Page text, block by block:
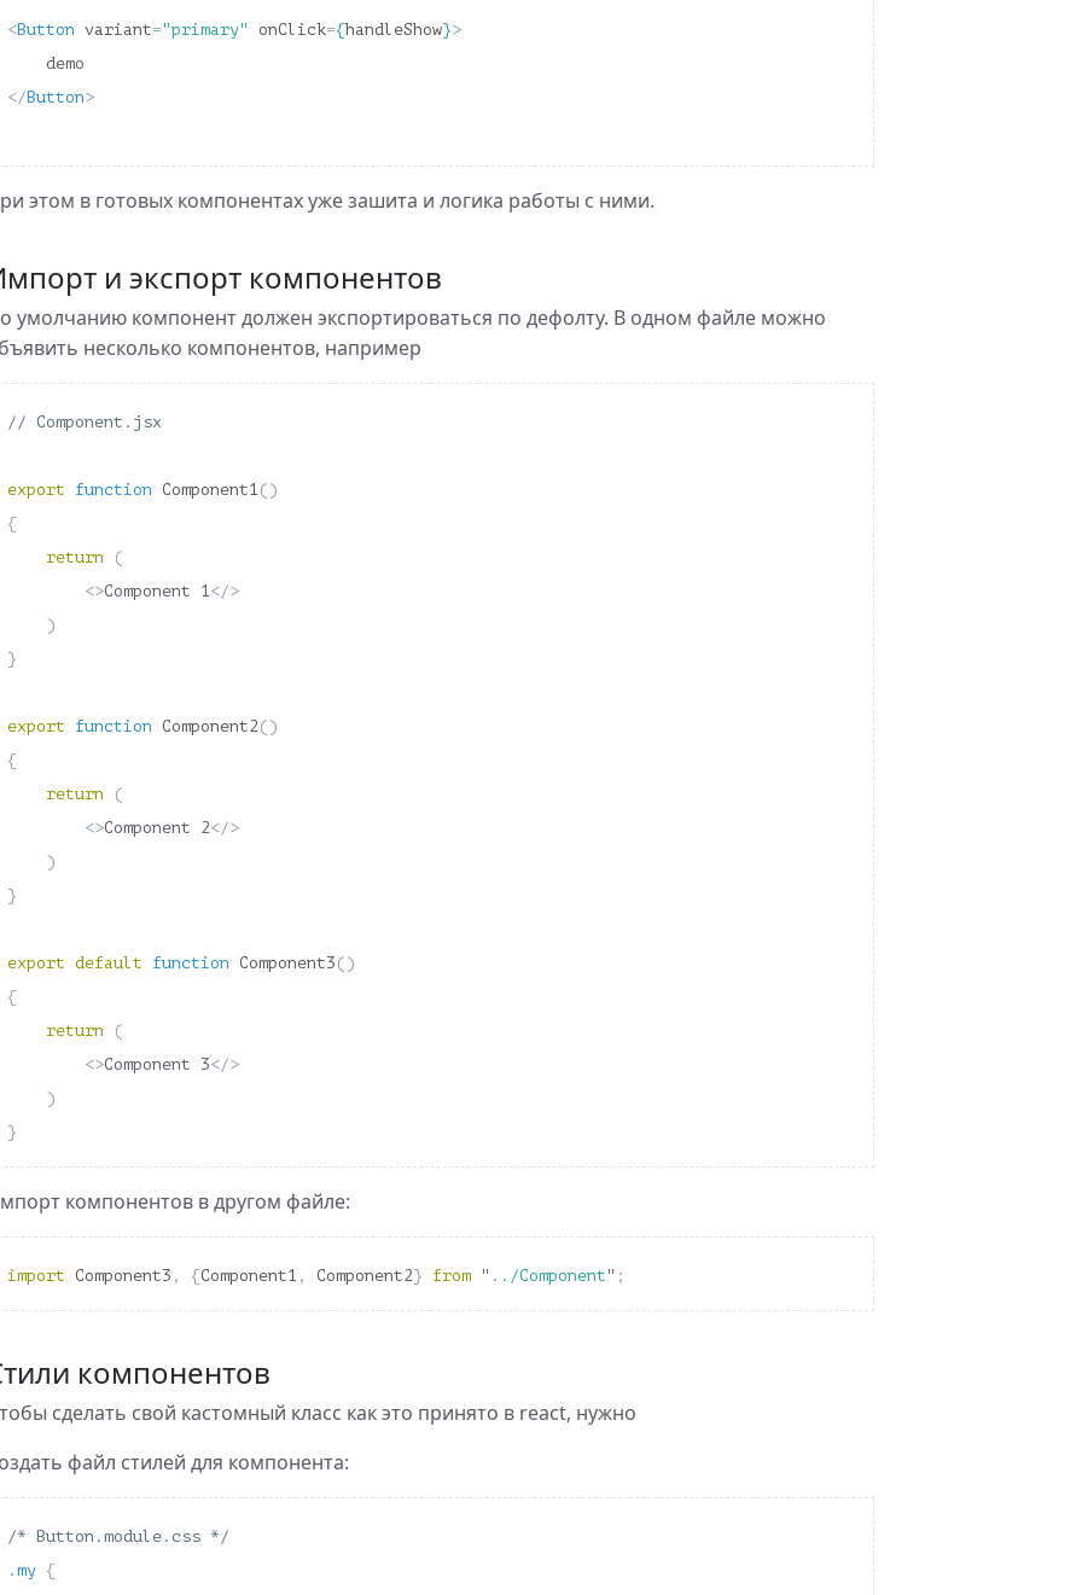
<Button variant= "primary" onClick={handleShow}>
</ Button>
этом в готовых компонентах уже зашита и логика работы с ними.
и экспорт компонентов
умолчанию компонент должен экспортироваться по дефолту. В одном файле можно
несколько компонентов, например
// Component.jsx
export function Component1 ()
{
return
(
<>Component 1</>
)
}
export function Component2()
{
return
(
<>Component 2</>
)
}
export default function Component3 ()
{
return
(
<>Component 3</>
)
}
компонентов в другом файле:
import Component3 , {Component1 , Component2} from " ../Component " ;
компонентов
сделать свой кастомный класс как это принято в react, нужно
файл стилей для компонента:
/* Button.module.css */
.my {